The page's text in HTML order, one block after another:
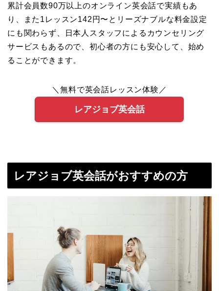
累計会員数90万以上のオンライン英会話で実績もあ
り、また1レッスン142円〜とリーズナブルな料金設定
にも関わらず、日本人スタッフによるカウンセリング
サービスもあるので、初心者の方にも安心して、始め
ることができます。
＼無料で英会話レッスン体験／
レアジョブ英会話
レアジョブ英会話がおすすめの方